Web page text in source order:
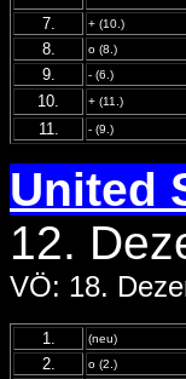
7.
+ (10.)
8.
o (8.)
9.
- (6.)
10.
+ (11.)
11.
- (9.)
United
12.
VÖ: 18.
1. (neu)
2.
o (2.)